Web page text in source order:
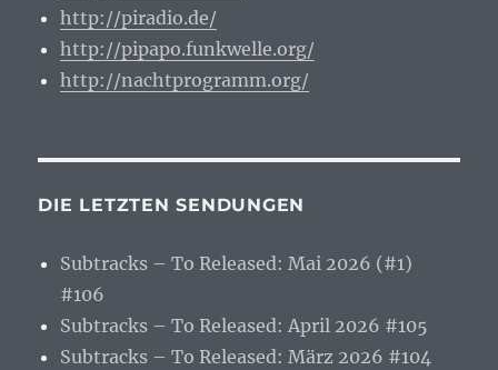
http://piradio.de/
http://pipapo.funkwelle.org/
http://nachtprogramm.org/
DIE LETZTEN SENDUNGEN
Subtracks – To Released: Mai 2026 (#1)
#106
Subtracks – To Released: April 2026 #105
Subtracks – To Released: März 2026 #104